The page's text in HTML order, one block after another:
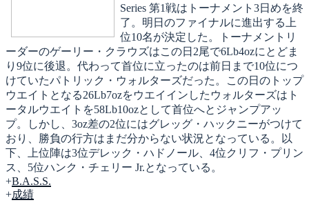
Series 第1戦はトーナメント3日めを終
了。明日のファイナルに進出する上
位10名が決定した。トーナメントリ
ーダーのゲーリー・クラウズはこの日2尾で6Lb4ozにとどま
り9位に後退。代わって首位に立ったのは前日まで10位につ
けていたパトリック・ウォルターズだった。この日のトップ
ウエイトとなる26Lb7ozをウエイインしたウォルターズはト
ータルウエイトを58Lb10ozとして首位へとジャンプアッ
プ。しかし、3oz差の2位にはグレッグ・ハックニーがつけて
おり、勝負の行方はまだ分からない状況となっている。以
下、上位陣は3位デレック・ハドノール、4位クリフ・プリン
ス、5位ハンク・チェリー Jr.となっている。
+B.A.S.S.
+成績